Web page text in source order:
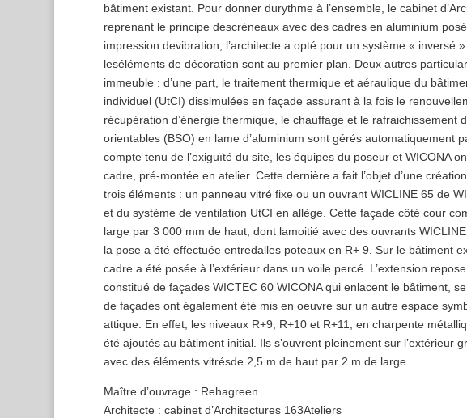
bâtiment existant. Pour donner durythme à l’ensemble, le cabinet
reprenant le principe descréneaux avec des cadres en aluminium
impression devibration, l’architecte a opté pour un système « inversé
leséléments de décoration sont au premier plan. Deux autres
immeuble : d’une part, le traitement thermique et aéraulique du
individuel (UtCI) dissimulées en façade assurant à la fois le
récupération d’énergie thermique, le chauffage et le rafraichissement
orientables (BSO) en lame d’aluminium sont gérés automatiquement
compte tenu de l’exiguïté du site, les équipes du poseur et WICONA
cadre, pré-montée en atelier. Cette dernière a fait l’objet d’une
trois éléments : un panneau vitré fixe ou un ouvrant WICLINE 65 de
et du système de ventilation UtCI en allège. Cette façade côté cour
large par 3 000 mm de haut, dont lamoitié avec des ouvrants
la pose a été effectuée entredalles poteaux en R+ 9. Sur le bâtiment
cadre a été posée à l’extérieur dans un voile percé. L’extension
constitué de façades WICTEC 60 WICONA qui enlacent le bâtiment,
de façades ont également été mis en oeuvre sur un autre espace
attique. En effet, les niveaux R+9, R+10 et R+11, en charpente
été ajoutés au bâtiment initial. Ils s’ouvrent pleinement sur l’extérieur
avec des éléments vitrésde 2,5 m de haut par 2 m de large.
Maître d’ouvrage : Rehagreen
Architecte : cabinet d’Architectures 163Ateliers